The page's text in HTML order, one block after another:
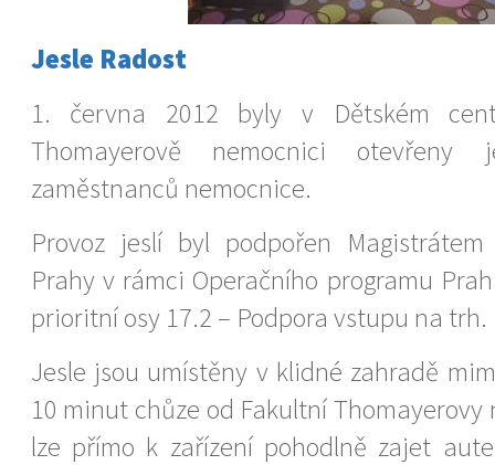
Jesle Radost
1. června 2012 byly v Dětském
Thomayerově nemocnici
zaměstnanců nemocnice.
Provoz jeslí byl podpořen
Prahy v rámci Operačního programu
prioritní osy 17.2 – Podpora vstupu na trh.
Jesle jsou umístěny v klidné zahradě
10 minut chůze od Fakultní Thomayerovy
lze přímo k zařízení pohodlně zajet